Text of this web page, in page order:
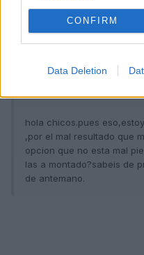
CONFIRM
Data Deletion
hola chicos.pues
,por el mal resultado que
opcion que no esta mal
las a montado?sabeis de
de antemano.